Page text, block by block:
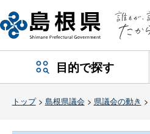
目的で探す
トップ> 島根県議会 > 県議会の動き >